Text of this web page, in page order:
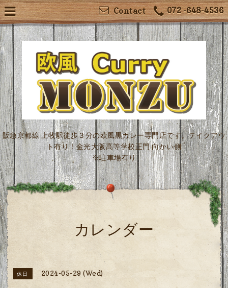
072 -648-4536
Contact
阪急京都線 上牧駅徒歩３分の欧風黒カレー専門店です。テイクアウ
ト有り！金光大阪高等学校正門 向かい側
※駐車場有り
カレンダー
休日 2024-05-29 (Wed)